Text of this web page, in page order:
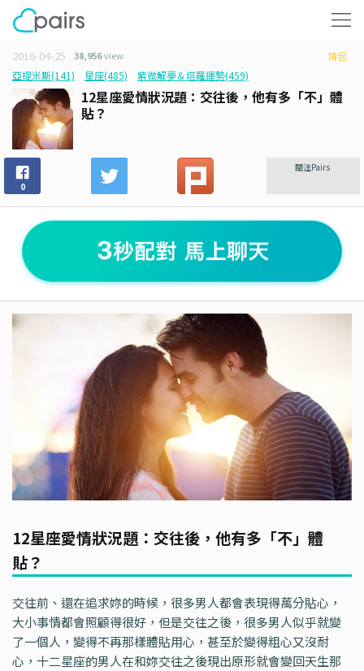
2016-04-25 38,956view
情侶
亞提米斯(141)
星座(485) 紫微解夢＆塔羅運勢(459)
12星座愛情狀況題：交往後，他有多「不」體
貼？
0
關注Pairs
12星座愛情狀況題：交往後，他有多「不」體
貼？
交往前、還在追求妳的時候，很多男人都會表現得萬分貼心，
大小事情都會照顧得很好，但是交往之後，很多男人似乎就變
了一個人，變得不再那樣體貼用心，甚至於變得粗心又沒耐
心，十二星座的男人在和妳交往之後現出原形就會變回天生那